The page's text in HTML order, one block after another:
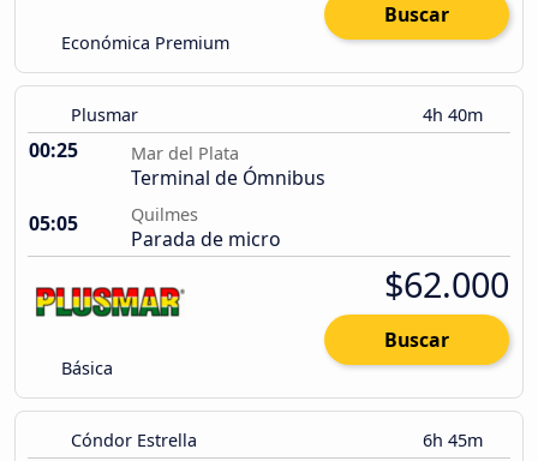
Económica Premium
Buscar
Plusmar 4h 40m
00:25 Mar del Plata
Terminal de Ómnibus
05:05
Quilmes
Parada de micro
Básica
$62.000
Buscar
Cóndor Estrella 6h 45m